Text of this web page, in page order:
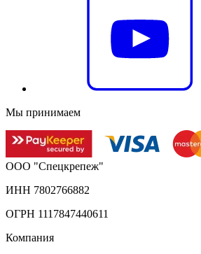
Мы принимаем
ООО "Спецкрепеж"
ИНН 7802766882
ОГРН 1117847440611
Компания